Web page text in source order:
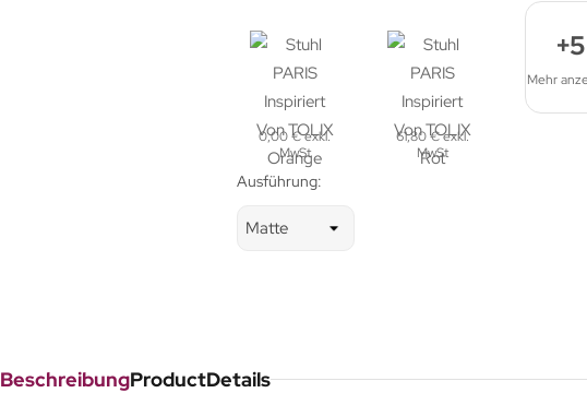
0,00 € exkl.
MwSt
61,80 € exkl.
MwSt
+5
Mehr
Ausführung:
BeschreibungProductDetails